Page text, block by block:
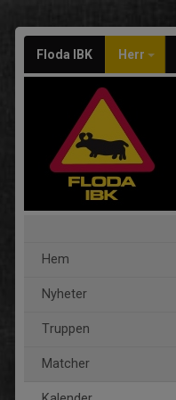
Floda IBK Herr
Hem
Nyheter
Truppen
Matcher